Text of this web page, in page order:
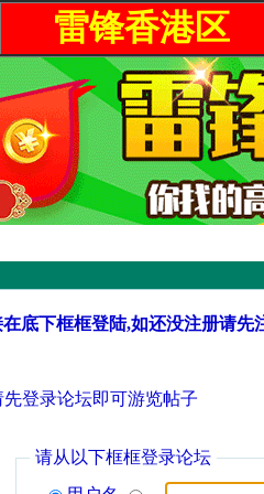
雷锋香港区
底下框框登陆,如还没注册请先
登录论坛即可游览帖子
请从以下框框登录论坛